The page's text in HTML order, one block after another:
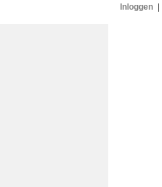
Inloggen